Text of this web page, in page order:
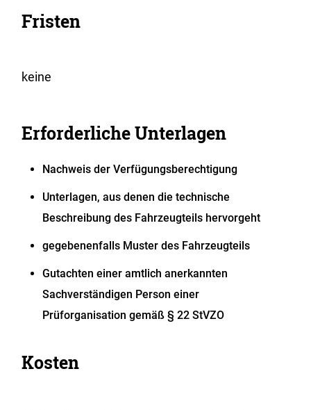
Fristen
keine
Erforderliche Unterlagen
Nachweis der Verfügungsberechtigung
Unterlagen, aus denen die technische
Beschreibung des Fahrzeugteils hervorgeht
gegebenenfalls Muster des Fahrzeugteils
Gutachten einer amtlich anerkannten
Sachverständigen Person einer
Prüforganisation gemäß § 22 StVZO
Kosten